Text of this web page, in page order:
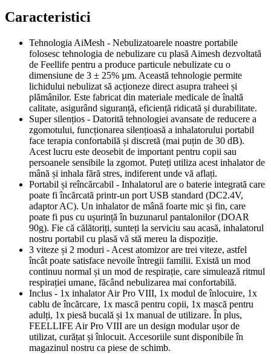
Caracteristici
Tehnologia AiMesh - Nebulizatoarele noastre portabile
folosesc tehnologia de nebulizare cu plasă Aimesh dezvoltată
de Feellife pentru a produce particule nebulizate cu o
dimensiune de 3 ± 25% µm. Această tehnologie permite
lichidului nebulizat să acționeze direct asupra traheei și
plămânilor. Este fabricat din materiale medicale de înaltă
calitate, asigurând siguranță, eficiență ridicată și durabilitate.
Super silențios - Datorită tehnologiei avansate de reducere a
zgomotului, funcționarea silențioasă a inhalatorului portabil
face terapia confortabilă și discretă (mai puțin de 30 dB).
Acest lucru este deosebit de important pentru copii sau
persoanele sensibile la zgomot. Puteți utiliza acest inhalator de
mână și inhala fără stres, indiferent unde vă aflați.
Portabil și reîncărcabil - Inhalatorul are o baterie integrată care
poate fi încărcată printr-un port USB standard (DC2.4V,
adaptor AC). Un inhalator de mână foarte mic și fin, care
poate fi pus cu ușurință în buzunarul pantalonilor (DOAR
90g). Fie că călătoriți, sunteți la serviciu sau acasă, inhalatorul
nostru portabil cu plasă vă stă mereu la dispoziție.
3 viteze și 2 moduri - Acest atomizor are trei viteze, astfel
încât poate satisface nevoile întregii familii. Există un mod
continuu normal și un mod de respirație, care simulează ritmul
respirației umane, făcând nebulizarea mai confortabilă.
Inclus - 1x inhalator Air Pro VIII, 1x modul de înlocuire, 1x
cablu de încărcare, 1x mască pentru copii, 1x mască pentru
adulți, 1x piesă bucală și 1x manual de utilizare. În plus,
FEELLIFE Air Pro VIII are un design modular ușor de
utilizat, curățat și înlocuit. Accesoriile sunt disponibile în
magazinul nostru ca piese de schimb.